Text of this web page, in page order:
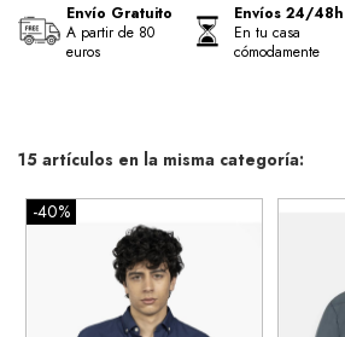
Envío Gratuito
A partir de 80
euros
Envíos 24/48h
En tu casa
cómodamente
15 artículos en la misma categoría:
-40%